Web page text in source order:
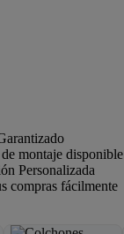
montaje disponible
Personalizada
compras fácilmente